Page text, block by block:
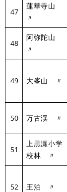
47
蓮華寺山
〃
48
阿弥陀山
〃
49 大峯山 〃
50 万古渓 〃
51
上黒瀬小学
校林 〃
52 王泊 〃